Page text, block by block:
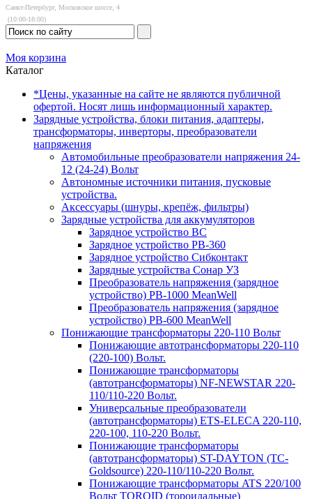
Санкт-Петербург, Московское шоссе, 4
(10:00-18:00)
Моя корзина
Каталог
*Цены, указанные на сайте не являются публичной
офертой. Носят лишь информационный характер.
Зарядные устройства, блоки питания, адаптеры,
трансформаторы, инверторы, преобразователи
напряжения
Автомобильные преобразователи напряжения 24-
12 (24-24) Вольт
Автономные источники питания, пусковые
устройства.
Аксессуары (шнуры, крепёж, фильтры)
Зарядные устройства для аккумуляторов
Зарядное устройство BC
Зарядное устройство PB-360
Зарядное устройство Сибконтакт
Зарядные устройства Сонар УЗ
Преобразователь напряжения (зарядное
устройство) PB-1000 MeanWell
Преобразователь напряжения (зарядное
устройство) PB-600 MeanWell
Понижающие трансформаторы 220-110 Вольт
Понижающие автотрансформаторы 220-110
(220-100) Вольт.
Понижающие трансформаторы
(автотрансформаторы) NF-NEWSTAR 220-
110/110-220 Вольт.
Универсальные преобразователи
(автотрансформаторы) ETS-ELECA 220-110,
220-100, 110-220 Вольт.
Понижающие трансформаторы
(автотрансформаторы) ST-DAYTON (TC-
Goldsource) 220-110/110-220 Вольт.
Понижающие трансформаторы ATS 220/100
Вольт TOROID (тороидальные)